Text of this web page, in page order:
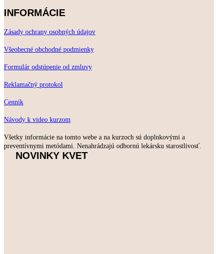
INFORMÁCIE
Zásady ochrany osobných údajov
Všeobecné obchodné podmienky
Formulár odstúpenie od zmluvy
Reklamačný protokol
Cenník
Návody k video kurzom
Všetky informácie na tomto webe a na kurzoch sú doplnkovými a
preventívnymi metódami. Nenahrádzajú odbornú lekársku starostlivosť.
NOVINKY KVET